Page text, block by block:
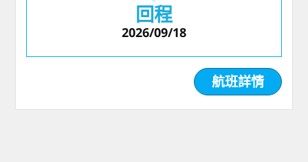
回程
2026/09/18
航班詳情